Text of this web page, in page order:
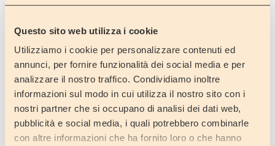
Questo sito web utilizza i cookie
Utilizziamo i cookie per personalizzare contenuti ed
annunci, per fornire funzionalità dei social media e per
analizzare il nostro traffico. Condividiamo inoltre
informazioni sul modo in cui utilizza il nostro sito con i
nostri partner che si occupano di analisi dei dati web,
pubblicità e social media, i quali potrebbero combinarle
con altre informazioni che ha fornito loro o che hanno
week in Italy.
English, for her expertise and advice for future
holidays.
Patrick
From/da/del:Israel